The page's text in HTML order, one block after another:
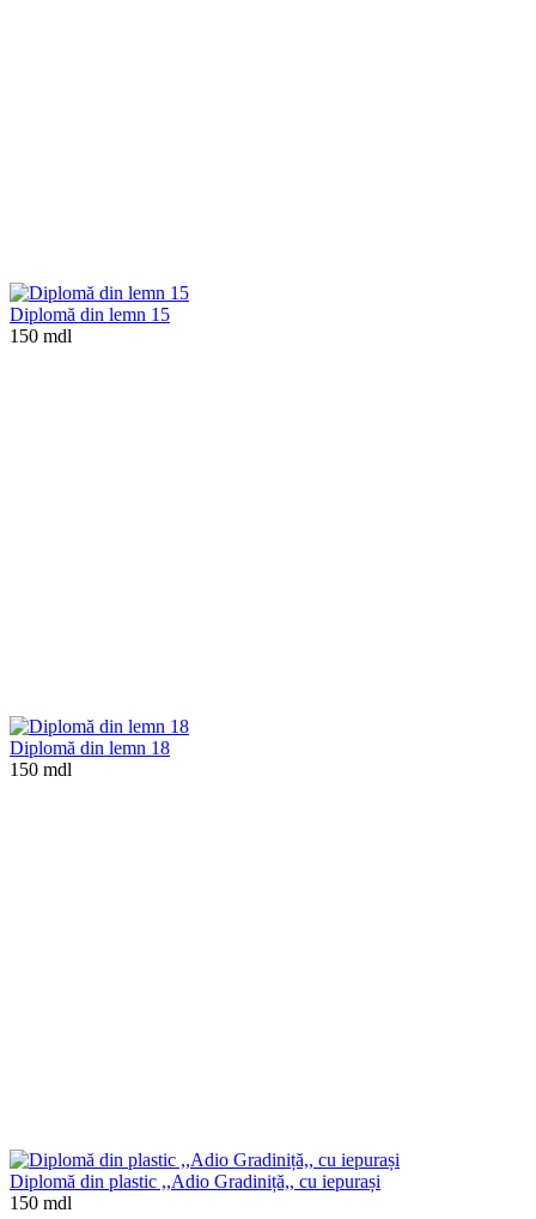
Diplomă din lemn 15
150 mdl
Diplomă din lemn 18
150 mdl
Diplomă din plastic ,,Adio Gradiniță,, cu iepurași
150 mdl